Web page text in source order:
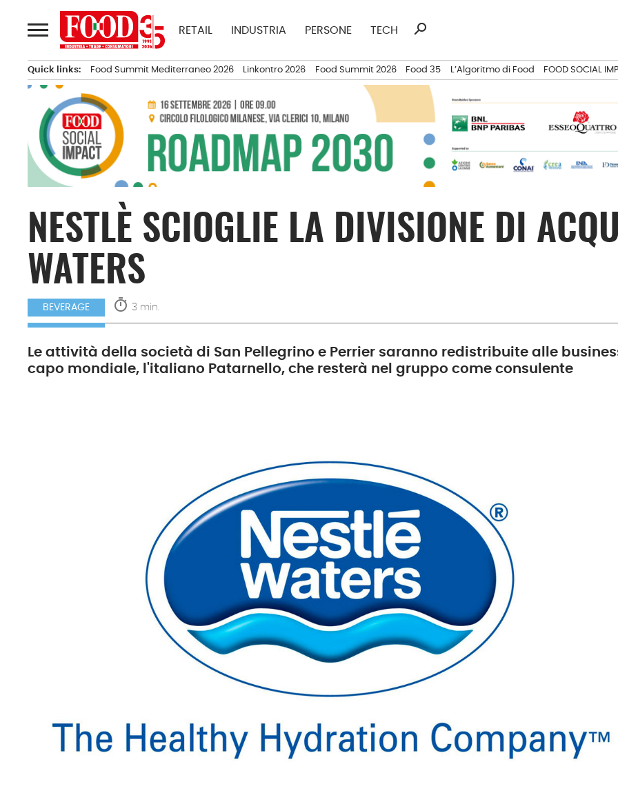
al
contenuto
RETAIL INDUSTRIA PERSONE TECH
Ricerca
search
Quick links: Food Summit Mediterraneo 2026 Linkontro 2026 Food Summit 2026 Food 35 L’Algoritmo di Food FOOD SOCIAL
NESTLÈ SCIOGLIE LA DIVISIONE DI
WATERS
BEVERAGE timer 3 min.
Le attività della società di San Pellegrino e Perrier saranno redistribuite alle
capo mondiale, l'italiano Patarnello, che resterà nel gruppo come consulente